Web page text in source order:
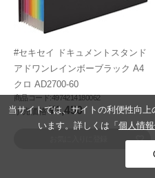
#セキセイ ドキュメントスタンド
アドワンレインボーブラック A4
クロ AD2700-60
商品コード:4974214180062
小売価格¥1,450
当サイトでは、サイトの利便性向
います。詳しくは「 個人情